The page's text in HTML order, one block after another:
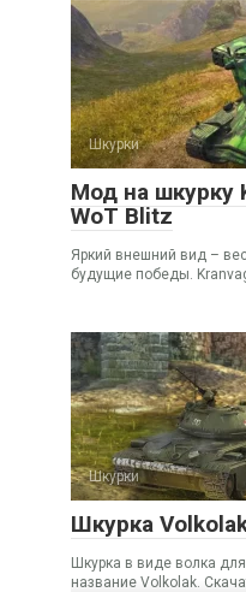
Шкурки
Мод на шкурку
WoT Blitz
Яркий внешний вид –
будущие победы.
Шкурки
Шкурка
Шкурка в виде волка
название Volkolak.